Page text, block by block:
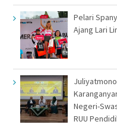
Pelari
Ajang Lari
Negeri-
RUU